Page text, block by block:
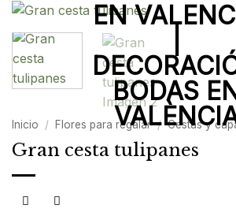
Inicio / Flores para regalar / Cestas y
Gran cesta tulipanes